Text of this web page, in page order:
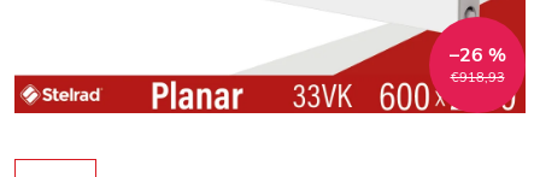
€918,93
–26 %